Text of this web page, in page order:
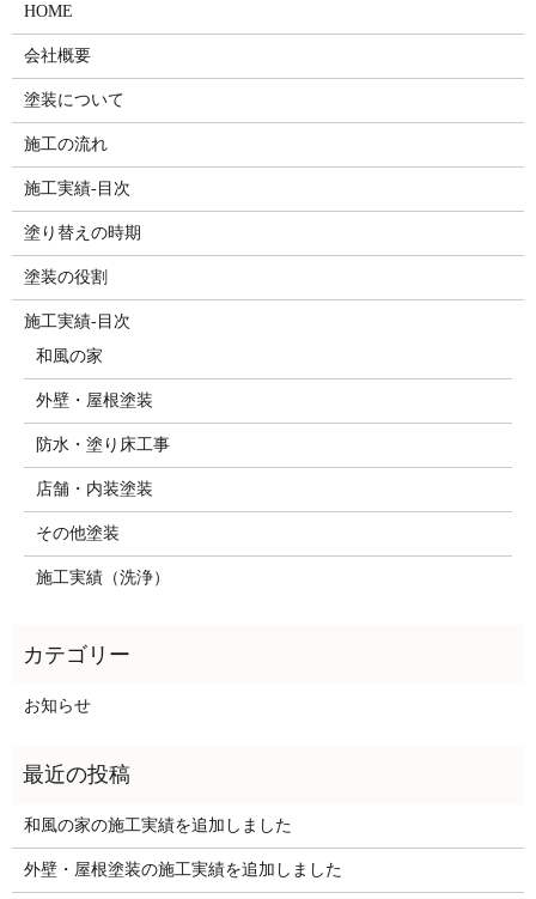
HOME
会社概要
塗装について
施工の流れ
施工実績-目次
塗り替えの時期
塗装の役割
施工実績-目次
和風の家
外壁・屋根塗装
防水・塗り床工事
店舗・内装塗装
その他塗装
施工実績（洗浄）
お知らせ
和風の家の施工実績を追加しました
外壁・屋根塗装の施工実績を追加しました